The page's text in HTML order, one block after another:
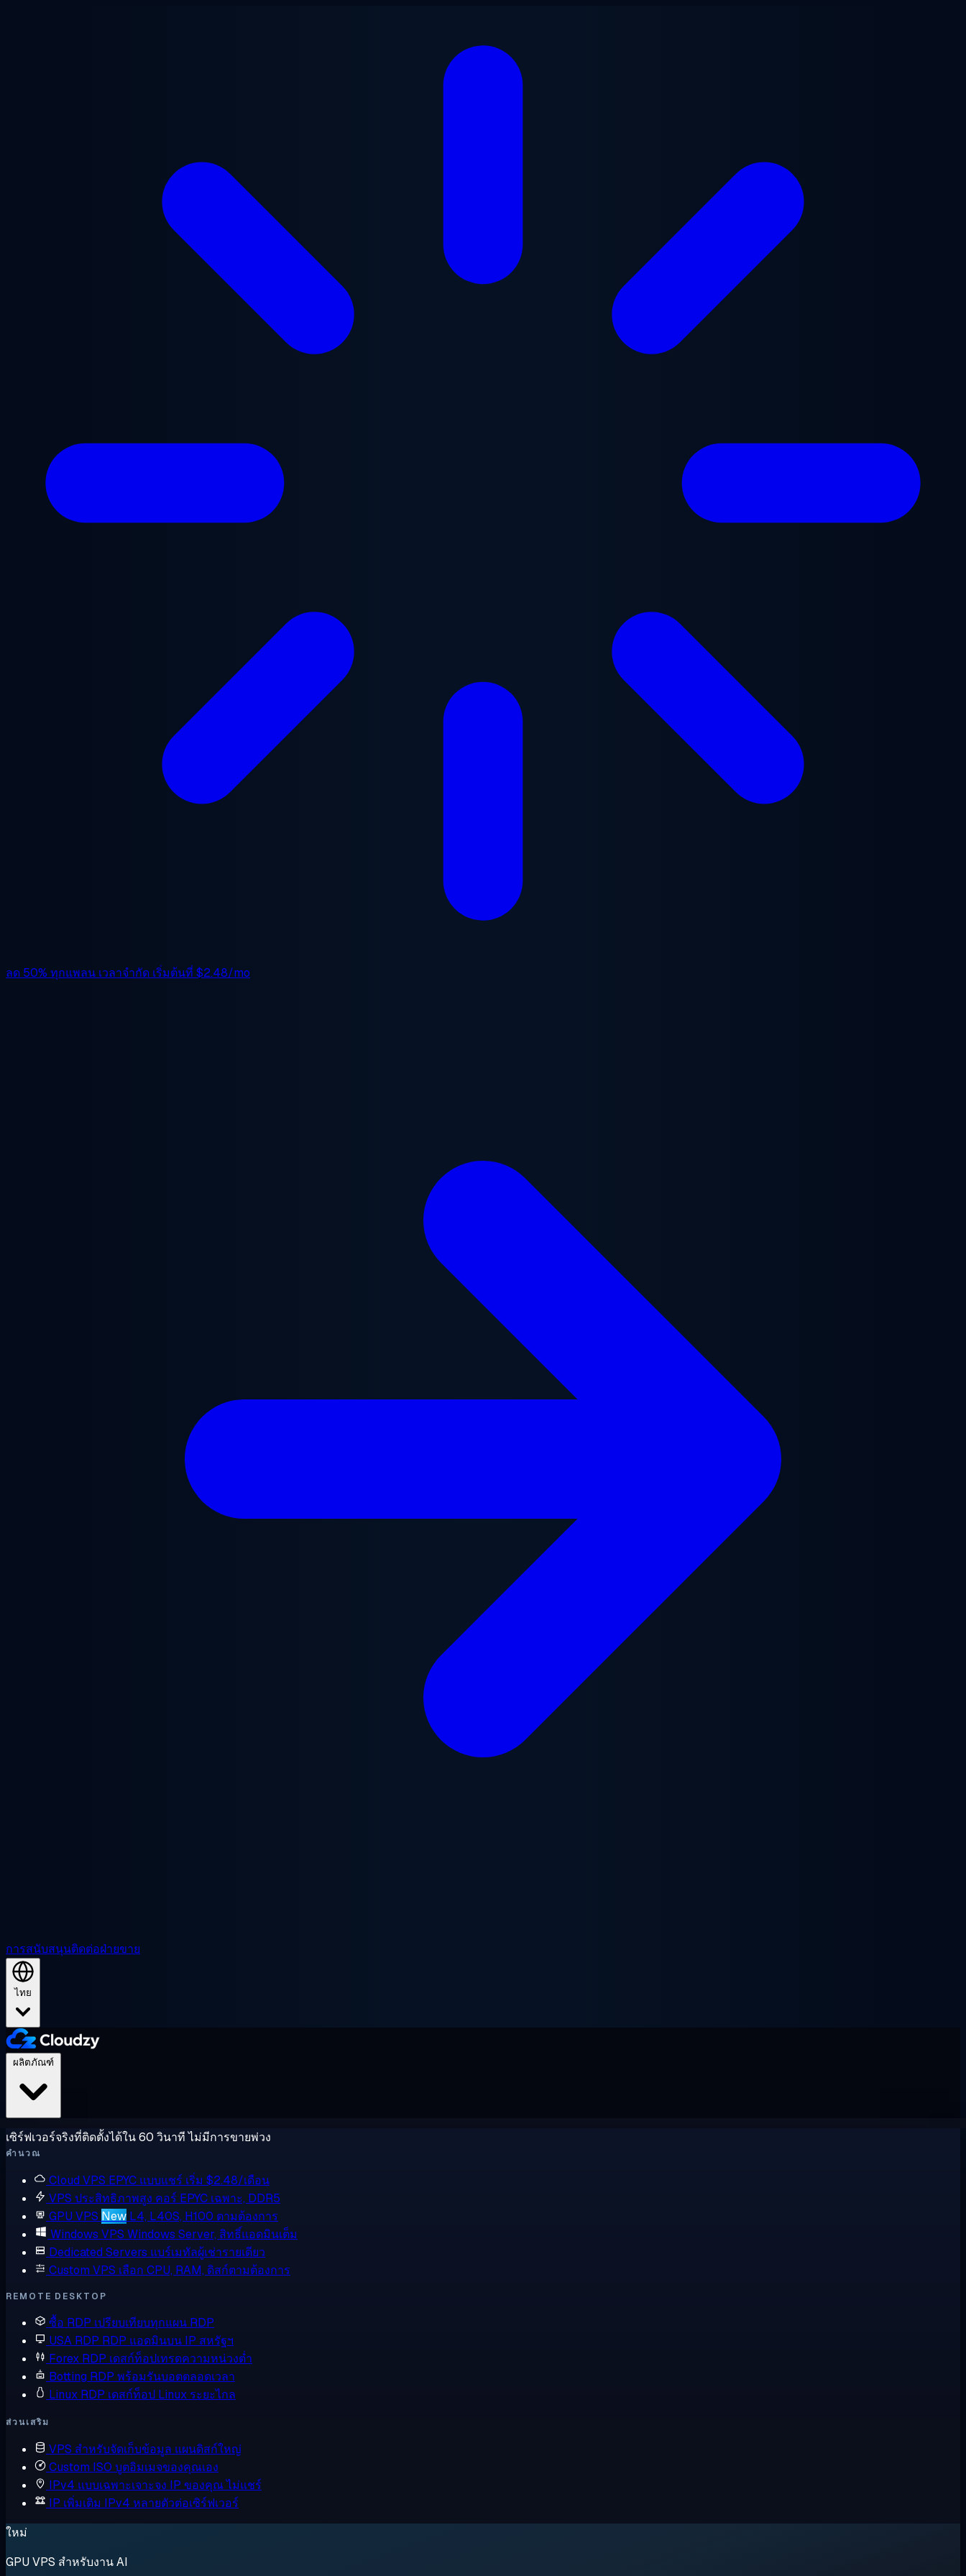
ลด 50% ทุกแพลน เวลาจำกัด เริ่มต้นที่ $2.48/mo
การสนับสนุนติดต่อฝ่ายขาย
ไทย
เซิร์ฟเวอร์จริงที่ติดตั้งได้ใน 60 วินาที ไม่มีการขายพ่วง
คำนวณ
Cloud VPS EPYC แบบแชร์ เริ่ม $2.48/เดือน
VPS ประสิทธิภาพสูง คอร์ EPYC เฉพาะ, DDR5
GPU VPS New L4, L40S, H100 ตามต้องการ
Windows VPS Windows Server, สิทธิ์แอดมินเต็ม
Dedicated Servers แบร์เมทัลผู้เช่ารายเดียว
Custom VPS เลือก CPU, RAM, ดิสก์ตามต้องการ
REMOTE DESKTOP
ซื้อ RDP เปรียบเทียบทุกแผน RDP
USA RDP RDP แอดมินบน IP สหรัฐฯ
Forex RDP เดสก์ท็อปเทรดความหน่วงต่ำ
Botting RDP พร้อมรันบอตตลอดเวลา
Linux RDP เดสก์ท็อป Linux ระยะไกล
ส่วนเสริม
VPS สำหรับจัดเก็บข้อมูล แผนดิสก์ใหญ่
Custom ISO บูตอิมเมจของคุณเอง
IPv4 แบบเฉพาะเจาะจง IP ของคุณ ไม่แชร์
IP เพิ่มเติม IPv4 หลายตัวต่อเซิร์ฟเวอร์
ใหม่
GPU VPS สำหรับงาน AI